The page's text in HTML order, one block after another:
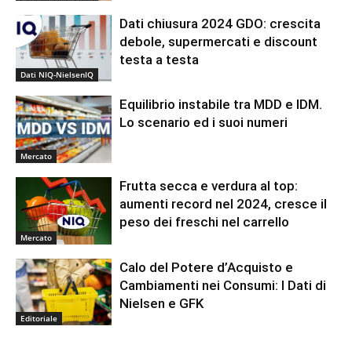
Dati NIQ-NielsenIQ
Dati chiusura 2024 GDO: crescita
debole, supermercati e discount
testa a testa
Mercato
Equilibrio instabile tra MDD e IDM.
Lo scenario ed i suoi numeri
Mercato
Frutta secca e verdura al top:
aumenti record nel 2024, cresce il
peso dei freschi nel carrello
Editoriale
Calo del Potere d’Acquisto e
Cambiamenti nei Consumi: I Dati di
Nielsen e GFK